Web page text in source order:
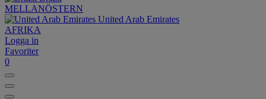
MELLANÖSTERN
United Arab Emirates
AFRIKA
Logga in
Favoriter
0